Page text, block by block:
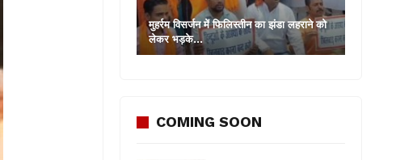
मुहर्रम विसर्जन में फिलिस्तीन का झंडा लहराने को
लेकर भड़के…
COMING SOON